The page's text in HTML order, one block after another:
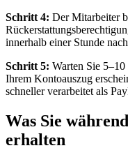
Schritt 4: Der Mitarbeiter
innerhalb einer Stunde
Schritt 5: Warten Sie
Ihrem Kontoauszug
schneller verarbeitet als
Was Sie
erhalten